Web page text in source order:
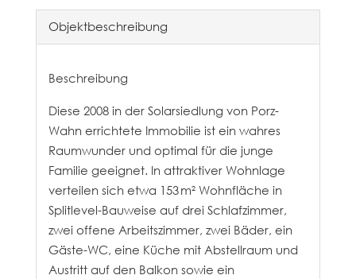
Objekt­beschreibung
Beschreibung
Diese 2008 in der Solarsiedlung von Porz-
Wahn errichtete Immobilie ist ein wahres
Raumwunder und optimal für die junge
Familie geeignet. In attraktiver Wohnlage
verteilen sich etwa 153 m² Wohnfläche in
Splitlevel-Bauweise auf drei Schlafzimmer,
zwei offene Arbeitszimmer, zwei Bäder, ein
Gäste-WC, eine Küche mit Abstellraum und
Austritt auf den Balkon sowie ein